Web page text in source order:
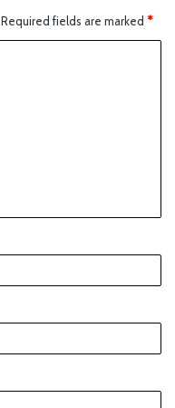
Required fields are marked *